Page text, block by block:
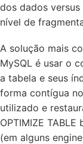
dos dados
nível de
A solução mais
MySQL é usar o
a tabela e seus
forma contígua
utilizado e
OPTIMIZE
(em alguns